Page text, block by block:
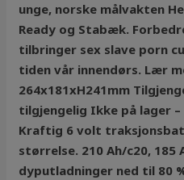
unge, norske målvakten
Ready og Stabæk.
tilbringer sex slave porn
tiden vår innendørs. Lær
264x181xH241mm
tilgjengelig Ikke på lager
Kraftig 6 volt
størrelse. 210 Ah/c20, 185
dyputladninger ned til 80